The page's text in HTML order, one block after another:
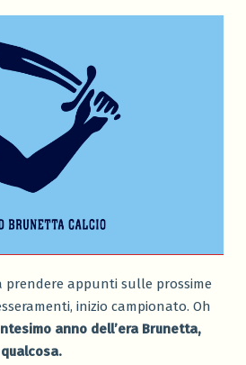
prendere appunti sulle prossime
inizio campionato. Oh
anno dell’era Brunetta,